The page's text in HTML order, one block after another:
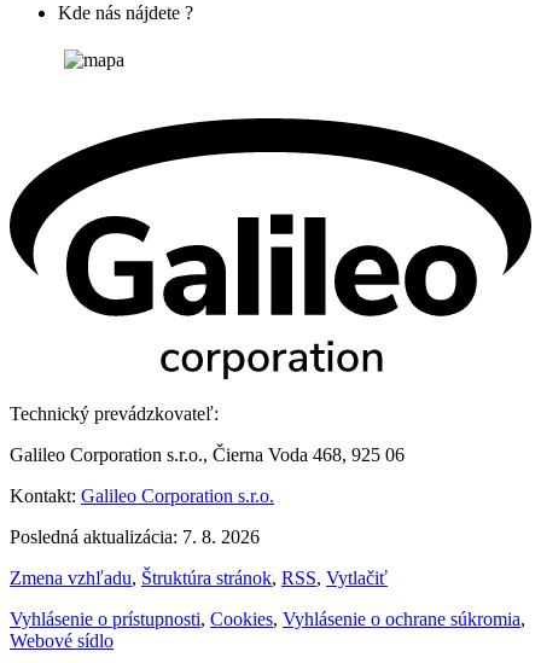
Kde nás nájdete ?
Technický prevádzkovateľ:
Galileo Corporation s.r.o., Čierna Voda 468, 925 06
Kontakt: Galileo Corporation s.r.o.
Posledná aktualizácia: 7. 8. 2026
Zmena vzhľadu, Štruktúra stránok, RSS, Vytlačiť
Vyhlásenie o prístupnosti, Cookies, Vyhlásenie o ochrane súkromia,
Webové sídlo